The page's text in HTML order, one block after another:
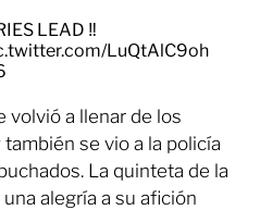
LEAD ‼️
LuQtAlC9oh
volvió a llenar de los
se vio a la policía
La quinteta de la
alegría a su afición